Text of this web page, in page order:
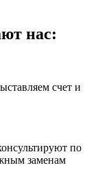
нас:
счет и
по
заменам